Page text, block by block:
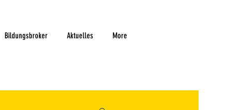
Bildungsbroker Aktuelles More